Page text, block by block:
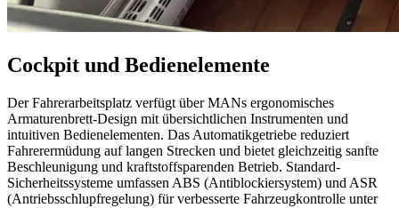
Cockpit und Bedienelemente
Der Fahrerarbeitsplatz verfügt über MANs ergonomisches
Armaturenbrett-Design mit übersichtlichen Instrumenten und
intuitiven Bedienelementen. Das Automatikgetriebe reduziert
Fahrerermüdung auf langen Strecken und bietet gleichzeitig sanfte
Beschleunigung und kraftstoffsparenden Betrieb. Standard-
Sicherheitssysteme umfassen ABS (Antiblockiersystem) und ASR
(Antriebsschlupfregelung) für verbesserte Fahrzeugkontrolle unter